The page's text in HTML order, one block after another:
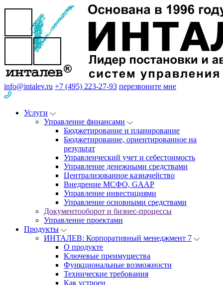
info@intalev.ru +7 (495) 223-27-93 перезвоните мне
Услуги
Управление финансами
Бюджетирование и планирование
Бюджетирование, ориентированное на
результат
Управленческий учет и себестоимость
Управление денежными средствами
Централизованное казначейство
Внедрение МСФО, GAAP
Управление инвестициями
Управление основными средствами
Документооборот и бизнес-процессы
Управление проектами
Продукты
ИНТАЛЕВ: Корпоративный менеджмент 7
О продукте
Ключевые преимущества
Функциональные возможности
Технические требования
Как устроен